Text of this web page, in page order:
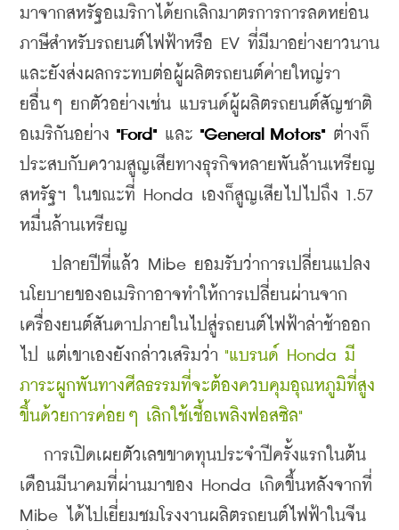
มาจากสหรัฐอเมริกาได้ยกเลิกมาตรการการลดหย่อน
ภาษีสำหรับรถยนต์ไฟฟ้าหรือ EV ที่มีมาอย่างยาวนาน
และยังส่งผลกระทบต่อผู้ผลิตรถยนต์ค่ายใหญ่รา
ยอื่นๆ ยกตัวอย่างเช่น แบรนด์ผู้ผลิตรถยนต์สัญชาติ
อเมริกันอย่าง "Ford" และ "General Motors" ต่างก็
ประสบกับความสูญเสียทางธุรกิจหลายพันล้านเหรียญ
สหรัฐฯ ในขณะที่ Honda เองก็สูญเสียไปไปถึง 1.57
หมื่นล้านเหรียญ
ปลายปีที่แล้ว Mibe ยอมรับว่าการเปลี่ยนแปลง
นโยบายของอเมริกาอาจทำให้การเปลี่ยนผ่านจาก
เครื่องยนต์สันดาปภายในไปสู่รถยนต์ไฟฟ้าล่าช้าออก
ไป แต่เขาเองยังกล่าวเสริมว่า "แบรนด์ Honda มี
ภาระผูกพันทางศีลธรรมที่จะต้องควบคุมอุณหภูมิที่สูง
ขึ้นด้วยการค่อยๆ เลิกใช้เชื้อเพลิงฟอสซิล"
การเปิดเผยตัวเลขขาดทุนประจำปีครั้งแรกในต้น
เดือนมีนาคมที่ผ่านมาของ Honda เกิดขึ้นหลังจากที่
Mibe ได้ไปเยี่ยมชมโรงงานผลิตรถยนต์ไฟฟ้าในจีน